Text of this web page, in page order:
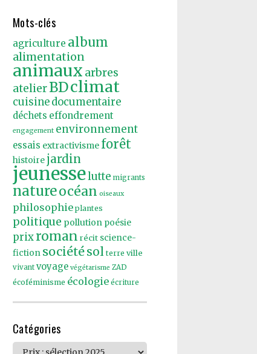
Mots-clés
agriculture album
alimentation
animaux arbres
atelier BDclimat
cuisine documentaire
déchets effondrement
engagement environnement
essais extractivisme forêt
histoire jardin
jeunesselutte migrants
natureocéan oiseaux
philosophie plantes
politique pollution poésie
prix roman récit science-
fiction sociétésol terre ville
vivant voyage végétarisme ZAD
écoféminisme écologie écriture
Catégories
Catégories